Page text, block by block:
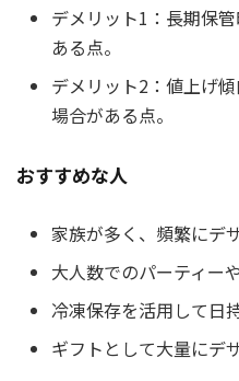
デメリット1：長期保
ある点。
デメリット2：値上げ
場合がある点。
おすすめな人
家族が多く、頻繁にデ
大人数でのパーティー
冷凍保存を活用して日
ギフトとして大量にデ